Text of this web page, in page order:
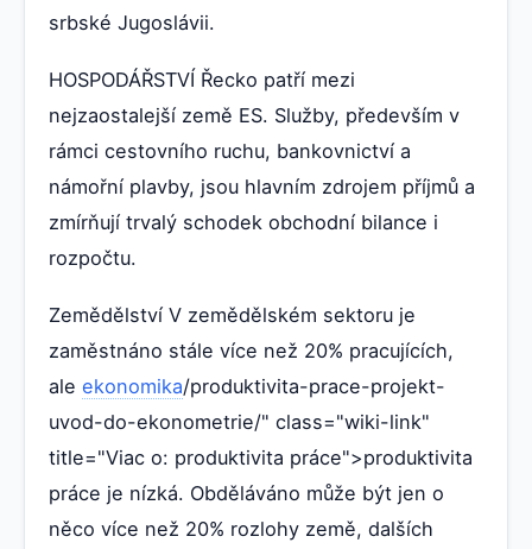
srbské Jugoslávii.
HOSPODÁŘSTVÍ Řecko patří mezi
nejzaostalejší země ES. Služby, především v
rámci cestovního ruchu, bankovnictví a
námořní plavby, jsou hlavním zdrojem příjmů a
zmírňují trvalý schodek obchodní bilance i
rozpočtu.
Zemědělství V zemědělském sektoru je
zaměstnáno stále více než 20% pracujících,
ale ekonomika/produktivita-prace-projekt-
uvod-do-ekonometrie/" class="wiki-link"
title="Viac o: produktivita práce">produktivita
práce je nízká. Obděláváno může být jen o
něco více než 20% rozlohy země, dalších